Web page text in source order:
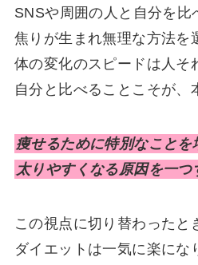
SNSや周囲の人と自分を比
焦りが生まれ無理な方法を
体の変化のスピードは人そ
自分と比べることこそが、
痩せるために特別なことを
太りやすくなる原因を一つ
この視点に切り替わったと
ダイエットは一気に楽にな